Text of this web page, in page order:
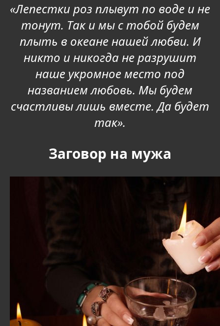
«Лепестки роз плывут по воде и не
тонут. Так и мы с тобой будем
плыть в океане нашей любви. И
никто и никогда не разрушит
наше укромное место под
названием любовь. Мы будем
счастливы лишь вместе. Да будет
так».
Заговор на мужа